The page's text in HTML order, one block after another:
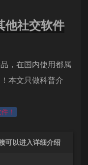
他社交软件
，在国内使用都属
本文只做科普介
！
可以进入详细介绍